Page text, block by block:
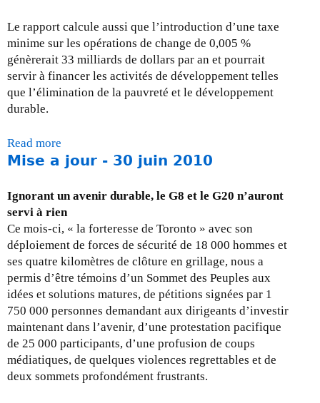
v
i
1
Le rapport calcule aussi que l’introduction d’une taxe
minime sur les opérations de change de 0,005 %
génèrerait 33 milliards de dollars par an et pourrait
servir à financer les activités de développement telles
que l’élimination de la pauvreté et le développement
durable.
Read more
b
u
t
m
i
s
e
a
j
o
u
r
-
Mise a jour - 30 juin 2010
Ignorant un avenir durable, le G8 et le G20 n’auront
servi à rien
Ce mois-ci, « la forteresse de Toronto » avec son
déploiement de forces de sécurité de 18 000 hommes et
ses quatre kilomètres de clôture en grillage, nous a
permis d’être témoins d’un Sommet des Peuples aux
idées et solutions matures, de pétitions signées par 1
750 000 personnes demandant aux dirigeants d’investir
maintenant dans l’avenir, d’une protestation pacifique
de 25 000 participants, d’une profusion de coups
médiatiques, de quelques violences regrettables et de
deux sommets profondément frustrants.